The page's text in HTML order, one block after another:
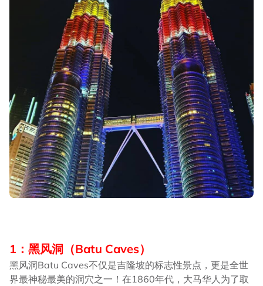
1：黑风洞（Batu Caves）
黑风洞Batu Caves不仅是吉隆坡的标志性景点，更是全世
界最神秘最美的洞穴之一！在1860年代，大马华人为了取